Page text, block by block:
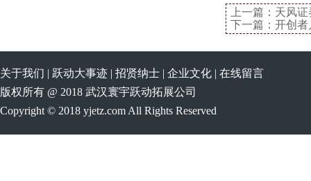
上一篇： 天风
下一篇： 开创者
关于我们 | 跃动大事迹 | 招贤纳士 | 企业文化 | 在线留言
版权所有 @ 2018 武汉寰宇跃动拓展公司
Copyright © 2018 yjetz.com All Rights Reserved